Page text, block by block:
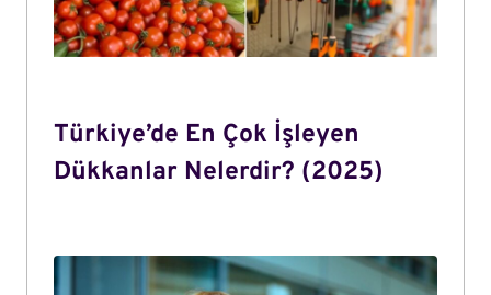
Türkiye’de En Çok İşleyen
Dükkanlar Nelerdir? (2025)